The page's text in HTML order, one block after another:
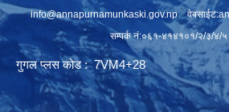
info@annapurnamunkaski.gov.np
सम्पर्क नं:०६१-४१४१०१/२/३/४/५
गुगल प्लस कोड : 7VM4+28